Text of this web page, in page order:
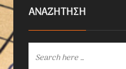
ΑΝΑΖΗΤΗΣΗ